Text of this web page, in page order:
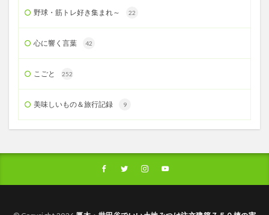
野球・筋トレ好き集まれ～ 22
心に響く言葉 42
こごと 252
美味しいもの＆旅行記録 9